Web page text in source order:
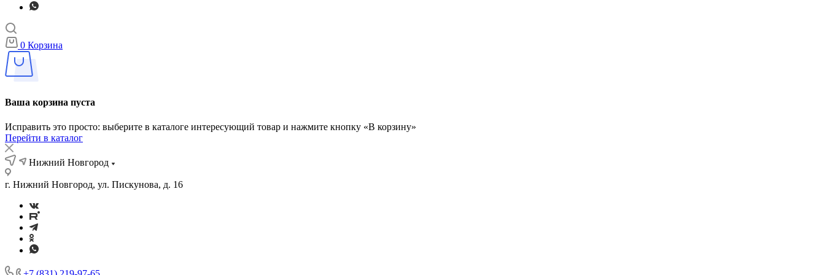
0 Корзина
Ваша корзина пуста
Исправить это просто: выберите в каталоге интересующий товар и нажмите кнопку «В корзину»
Перейти в каталог
Нижний Новгород
г. Нижний Новгород, ул. Пискунова, д. 16